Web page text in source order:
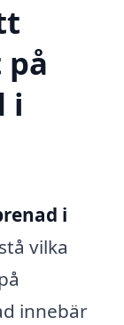
i
i
vilka
innebär